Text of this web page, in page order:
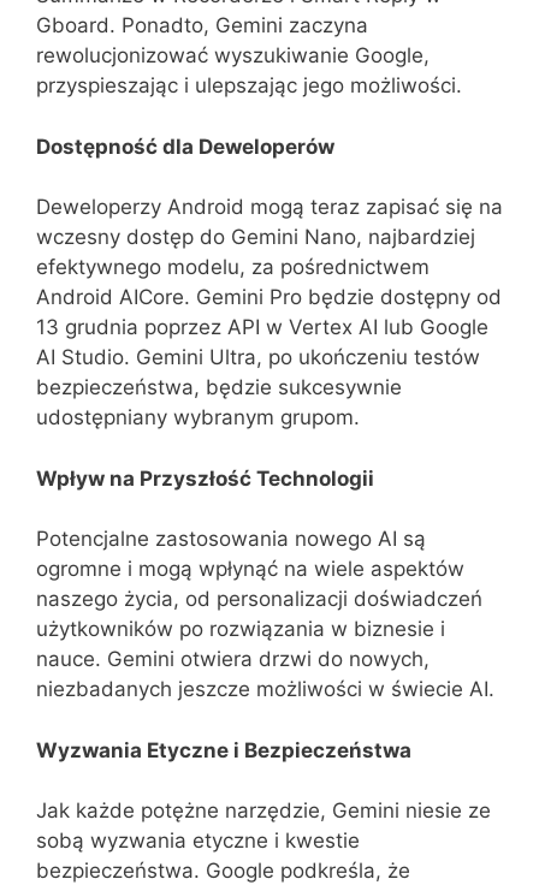
Gboard. Ponadto, Gemini zaczyna
rewolucjonizować wyszukiwanie Google,
przyspieszając i ulepszając jego możliwości.
Dostępność dla Deweloperów
Deweloperzy Android mogą teraz zapisać się na
wczesny dostęp do Gemini Nano, najbardziej
efektywnego modelu, za pośrednictwem
Android AICore. Gemini Pro będzie dostępny od
13 grudnia poprzez API w Vertex AI lub Google
AI Studio. Gemini Ultra, po ukończeniu testów
bezpieczeństwa, będzie sukcesywnie
udostępniany wybranym grupom.
Wpływ na Przyszłość Technologii
Potencjalne zastosowania nowego AI są
ogromne i mogą wpłynąć na wiele aspektów
naszego życia, od personalizacji doświadczeń
użytkowników po rozwiązania w biznesie i
nauce. Gemini otwiera drzwi do nowych,
niezbadanych jeszcze możliwości w świecie AI.
Wyzwania Etyczne i Bezpieczeństwa
Jak każde potężne narzędzie, Gemini niesie ze
sobą wyzwania etyczne i kwestie
bezpieczeństwa. Google podkreśla, że